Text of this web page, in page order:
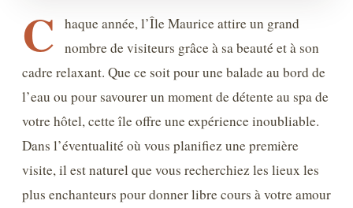
C
haque année, l’Île Maurice attire un grand
nombre de visiteurs grâce à sa beauté et à son
cadre relaxant. Que ce soit pour une balade au bord de
l’eau ou pour savourer un moment de détente au spa de
votre hôtel, cette île offre une expérience inoubliable.
Dans l’éventualité où vous planifiez une première
visite, il est naturel que vous recherchiez les lieux les
plus enchanteurs pour donner libre cours à votre amour